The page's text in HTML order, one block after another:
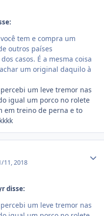
tem e compra um
outros países
casos. É a mesma coisa
um original daquilo à
um leve tremor nas
igual um porco no rolete
em treino de perna e to
11, 2018
disse:
um leve tremor nas